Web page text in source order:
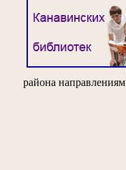
района направлениям